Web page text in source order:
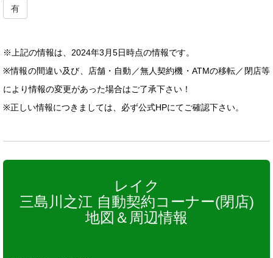
有
※上記の情報は、2024年3月5日時点の情報です。
※情報の間違い及び、店舗・自動／無人契約機・ATMの移転／閉店等
により情報の変更があった場合はご了承下さい！
※正しい情報につきましては、必ず公式HPにてご確認下さい。
レイク
三島川之江 自動契約コーナー(閉店)
地図＆周辺情報